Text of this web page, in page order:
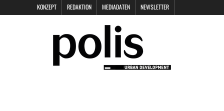
KONZEPT REDAKTION MEDIADATEN NEWSLETTER
DATENSCHUTZ